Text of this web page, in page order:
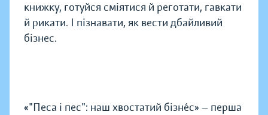
книжку, готуйся сміятися й реготати, гавкати
й рикати. І пізнавати, як вести дбайливий
бізнес.
«"Песа і пес": наш хвостатий бізнéс» — перша